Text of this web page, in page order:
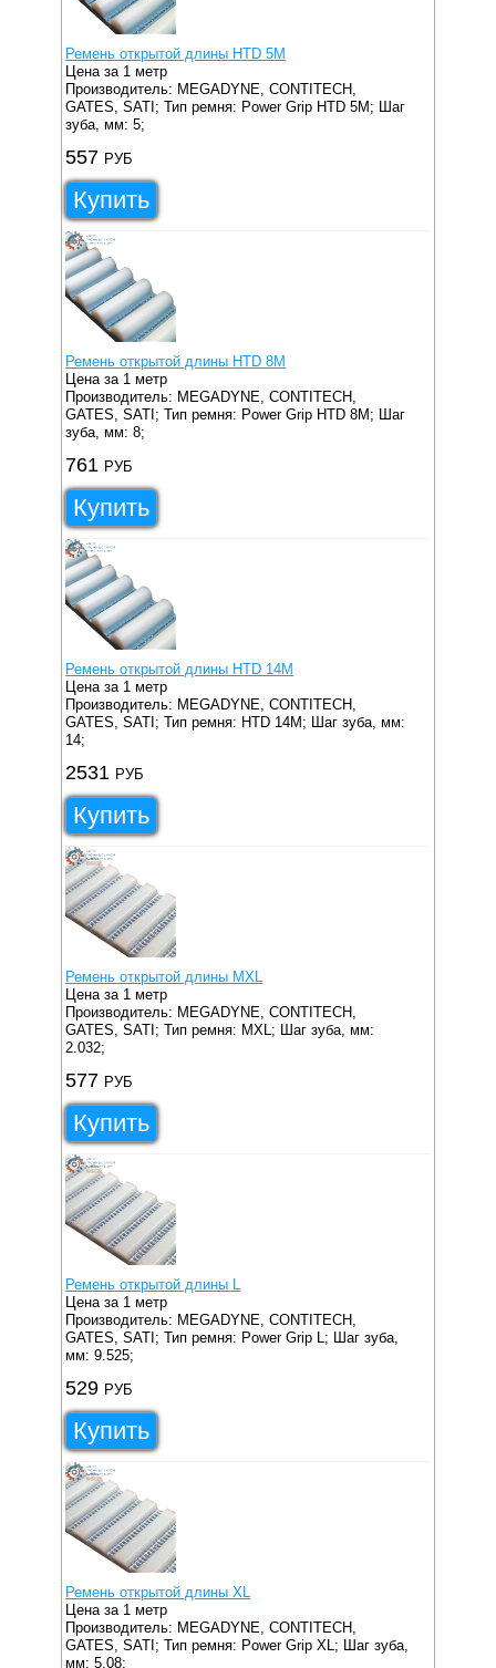
Ремень открытой длины HTD 5M
Цена за 1 метр
Производитель: MEGADYNE, CONTITECH,
GATES, SATI; Тип ремня: Power Grip HTD 5M;
Шаг
зуба, мм: 5;
557 РУБ
Купить
Ремень открытой длины HTD 8M
Цена за 1 метр
Производитель: MEGADYNE, CONTITECH,
GATES, SATI; Тип ремня: Power Grip HTD 8M;
Шаг
зуба, мм: 8;
761 РУБ
Купить
Ремень открытой длины HTD 14M
Цена за 1 метр
Производитель: MEGADYNE, CONTITECH,
GATES, SATI; Тип ремня: HTD 14M;
Шаг зуба, мм:
14;
2531 РУБ
Купить
Ремень открытой длины MXL
Цена за 1 метр
Производитель: MEGADYNE, CONTITECH,
GATES, SATI; Тип ремня: MXL;
Шаг зуба, мм:
2.032;
577 РУБ
Купить
Ремень открытой длины L
Цена за 1 метр
Производитель: MEGADYNE, CONTITECH,
GATES, SATI; Тип ремня: Power Grip L;
Шаг зуба,
мм: 9.525;
529 РУБ
Купить
Ремень открытой длины XL
Цена за 1 метр
Производитель: MEGADYNE, CONTITECH,
GATES, SATI; Тип ремня: Power Grip XL;
Шаг зуба,
мм: 5.08;